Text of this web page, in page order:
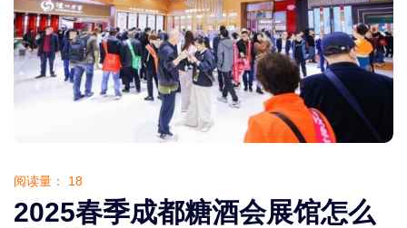
阅读量： 18
2025春季成都糖酒会展馆怎么